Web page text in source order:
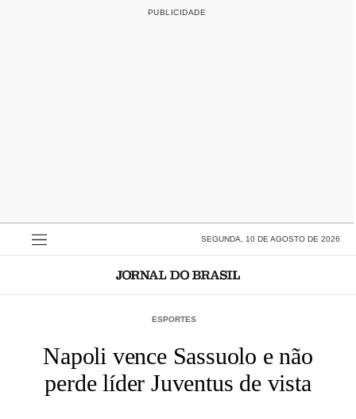
SEGUNDA, 10 DE AGOSTO DE 2026
ESPORTES
Napoli vence Sassuolo e não
perde líder Juventus de vista